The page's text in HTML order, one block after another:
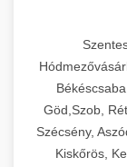
Göd,Szob,
Szécsény,
Kiskőrös,